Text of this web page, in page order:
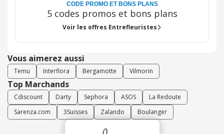
CODE PROMO ET BONS PLANS
5 codes promos et bons plans
Voir les offres Entrefleuristes
Vous aimerez aussi
Temu Interflora Bergamotte Vilmorin
Top Marchands
Cdiscount Darty Sephora ASOS
La Redoute
Sarenza.com
3Suisses Zalando Boulanger